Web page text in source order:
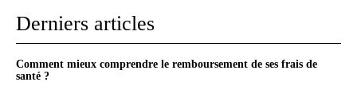
Derniers articles
Comment mieux comprendre le remboursement de ses frais de
santé ?